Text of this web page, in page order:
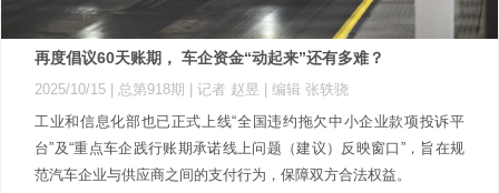
再度倡议60天账期， 车企资金“动起来”还有多难？
2025/10/15 | 总第918期 | 记者 赵昱
| 编辑 张轶骁
工业和信息化部也已正式上线“全国违约拖欠中小企业款项投诉平
台”及“重点车企践行账期承诺线上问题（建议）反映窗口”，旨在规
范汽车企业与供应商之间的支付行为，保障双方合法权益。